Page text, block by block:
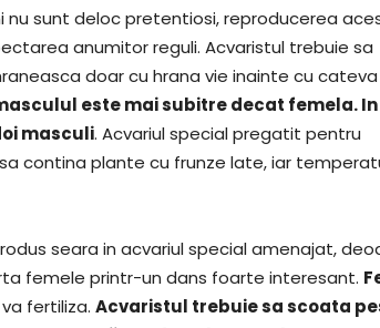
sunt deloc pretentiosi, reproducerea
anumitor reguli. Acvaristul trebuie sa
doar cu hrana vie inainte cu cateva
este mai subitre decat femela.
masculi. Acvariul special pregatit pentru
contina plante cu frunze late, iar
seara in acvariul special amenajat,
femele printr-un dans foarte interesant.
fertiliza. Acvaristul trebuie sa scoata